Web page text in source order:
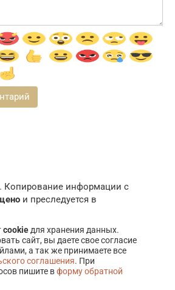
Копирование информации с
и преследуется в
cookie для хранения данных.
сайт, вы даете свое согласие
а так же принимаете все
соглашения. При
пишите вформу обратной